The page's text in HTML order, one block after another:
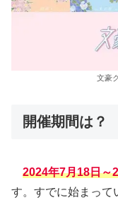
文豪
開催期間は？
2024年7月18日～
す。すでに始まって